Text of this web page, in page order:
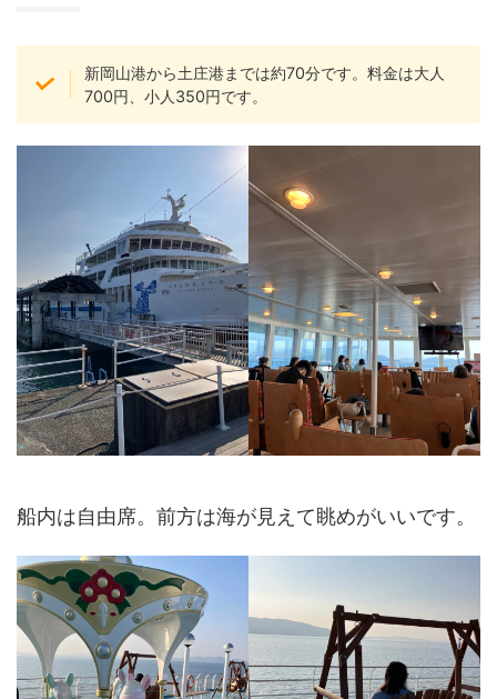
新岡山港から土庄港までは約70分です。料金は大人
700円、小人350円です。
船内は自由席。前方は海が見えて眺めがいいです。